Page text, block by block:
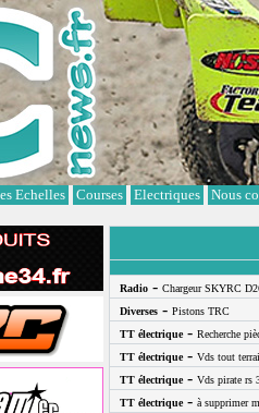
Echelles Courses Electriques Nous
Radio - Chargeur SKYRC
Diverses - Pistons TRC
TT électrique- Recherche
TT électrique- Vds tout
TT électrique- Vds pirate rs
TT électrique- à supprimer